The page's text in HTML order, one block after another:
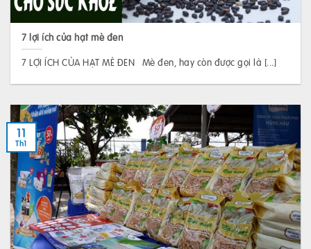
7 lợi ích của hạt mè đen
7 LỢI ÍCH CỦA HẠT MÈ ĐEN Mè đen, hay còn được gọi là [...]
11
Th1